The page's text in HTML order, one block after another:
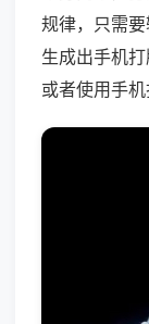
规律，只需
生成出手机
或者使用手机